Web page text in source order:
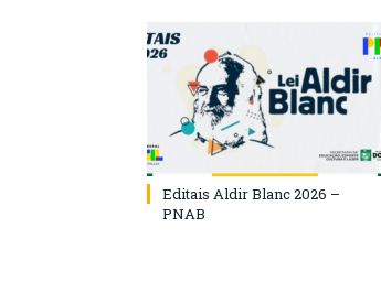
Editais Aldir Blanc 2026 –
PNAB